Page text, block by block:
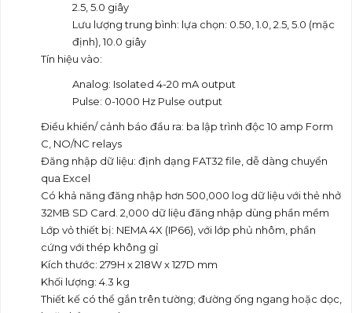
2.5, 5.0 giây
Lưu lượng trung bình: lựa chọn: 0.50, 1.0, 2.5, 5.0 (mặc
định), 10.0 giây
Tín hiệu vào:
Analog: Isolated 4-20 mA output
Pulse: 0-1000 Hz Pulse output
Điều khiển/ cảnh báo đầu ra: ba lập trình độc 10 amp Form
C, NO/NC relays
Đăng nhập dữ liệu: định dạng FAT32 file, dễ dàng chuyển
qua Excel
Có khả năng đăng nhập hơn 500,000 log dữ liệu với thẻ nhở
32MB SD Card. 2,000 dữ liệu đăng nhập dùng phần mềm
Lớp vỏ thiết bị: NEMA 4X (IP66), với lớp phủ nhôm, phần
cứng với thép không gỉ
Kích thước: 279H x 218W x 127D mm
Khối lượng: 4.3 kg
Thiết kế có thể gắn trên tường; đường ống ngang hoặc dọc,